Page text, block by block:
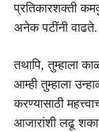
प्रतिकारशक्ती
अनेक पटींनी वाढते.
तथापि, तुम्हाला
आम्ही तुम्हाला
करण्यासाठी
आजारांशी लढू